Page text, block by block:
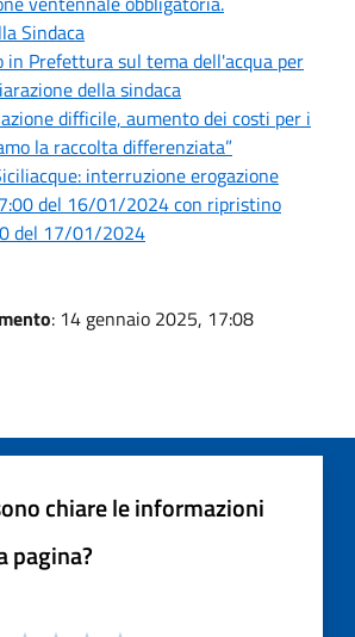
Sindaca
in Prefettura sul tema dell'acqua per
della sindaca
difficile, aumento dei costi per i
la raccolta differenziata”
interruzione erogazione
del 16/01/2024 con ripristino
del 17/01/2024
: 14 gennaio 2025, 17:08
chiare le informazioni
pagina?